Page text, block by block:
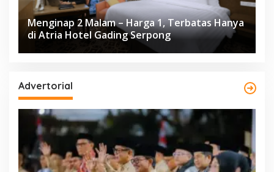
Menginap 2 Malam – Harga 1, Terbatas Hanya
di Atria Hotel Gading Serpong
Advertorial